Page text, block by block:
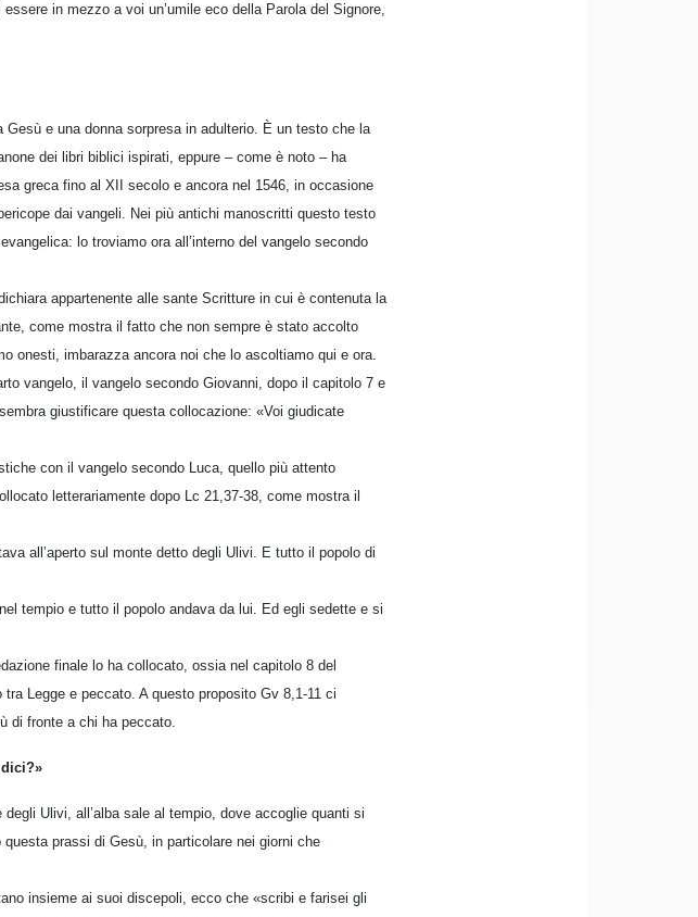
in mezzo a voi un’umile eco della Parola del Signore,
e una donna sorpresa in adulterio. È un testo che la
dei libri biblici ispirati, eppure – come è noto – ha
greca fino al XII secolo e ancora nel 1546, in occasione
dai vangeli. Nei più antichi manoscritti questo testo
lo troviamo ora all’interno del vangelo secondo
appartenente alle sante Scritture in cui è contenuta la
come mostra il fatto che non sempre è stato accolto
onesti, imbarazza ancora noi che lo ascoltiamo qui e ora.
vangelo, il vangelo secondo Giovanni, dopo il capitolo 7 e
giustificare questa collocazione: «Voi giudicate
con il vangelo secondo Luca, quello più attento
letterariamente dopo Lc 21,37-38, come mostra il
all’aperto sul monte detto degli Ulivi. E tutto il popolo di
tempio e tutto il popolo andava da lui. Ed egli sedette e si
finale lo ha collocato, ossia nel capitolo 8 del
Legge e peccato. A questo proposito Gv 8,1-11 ci
di fronte a chi ha peccato.
Ulivi, all’alba sale al tempio, dove accoglie quanti si
prassi di Gesù, in particolare nei giorni che
insieme ai suoi discepoli, ecco che «scribi e farisei gli